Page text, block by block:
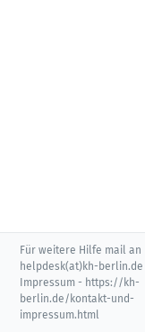
Für weitere Hilfe mail an
helpdesk(at)kh-berlin.de |
Impressum - https://kh-
berlin.de/kontakt-und-
impressum.html